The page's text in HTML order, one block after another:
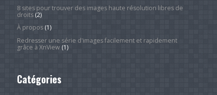
8 sites pour trouver des images haute résolution libres de
droits(2)
À propos(1)
Redresser une série d'images facilement et rapidement
grâce à XnView(1)
Catégories